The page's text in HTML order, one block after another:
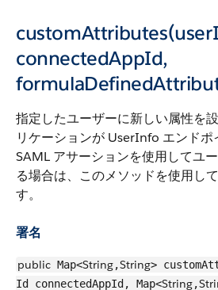
connectedAppId,
指定したユーザーに新しい属性を
リケーションが UserInfo エンドポ
SAML アサーションを使用してユ
る場合は、このメソッドを使用し
す。
署名
public Map<String,String>
Id connectedAppId, Map<String,